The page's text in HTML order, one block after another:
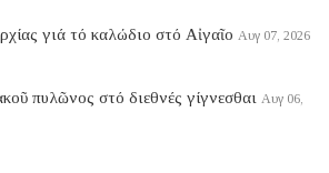
γιά τό καλώδιο στό Αἰγαῖο Αυγ 07, 2026
πυλῶνος στό διεθνές γίγνεσθαι Αυγ 06,